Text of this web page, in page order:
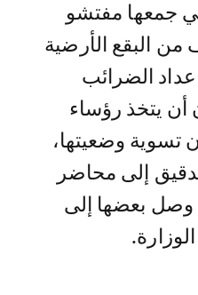
جمعها مفتشو
من البقع الأرضية
الضرائب
أن يتخذ رؤساء
تسوية وضعيتها،
إلى محاضر
وصل بعضها إلى